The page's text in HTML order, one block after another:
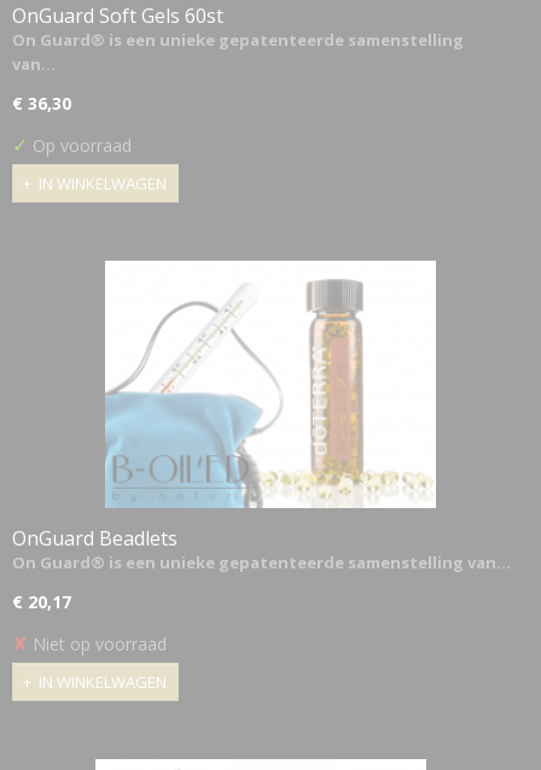
OnGuard Soft Gels 60st
On Guard® is een unieke gepatenteerde samenstelling
van…
€ 36,30
✓ Op voorraad
IN WINKELWAGEN
OnGuard Beadlets
On Guard® is een unieke gepatenteerde samenstelling van…
€ 20,17
✘ Niet op voorraad
IN WINKELWAGEN